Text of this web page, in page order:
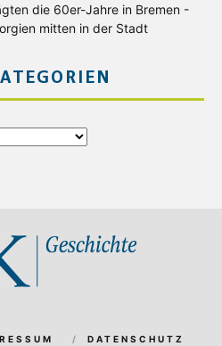
die 60er-Jahre in Bremen -
mitten in der Stadt
DATENSCHUTZ